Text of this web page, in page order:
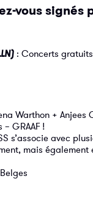
vous signés
: Concerts
Warthon + Anjees
GRAAF !
s’associe avec
mais